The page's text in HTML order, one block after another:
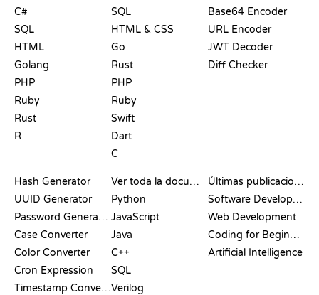
C#
SQL
HTML
Golang
PHP
Ruby
Rust
R
SQL
HTML & CSS
Go
Rust
PHP
Ruby
Swift
Dart
C
Base64 Encoder
URL Encoder
JWT Decoder
Diff Checker
Hash Generator
UUID Generator
Password Generator
Case Converter
Color Converter
Cron Expression
Timestamp Converter
Ver toda la documentación
Python
JavaScript
Java
C++
SQL
Verilog
Últimas publicaciones
Software Development
Web Development
Coding for Beginners
Artificial Intelligence